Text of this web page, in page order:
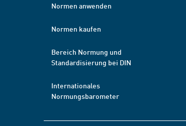
Normen anwenden
Normen kaufen
Bereich Normung und
Standardisierung bei DIN
Internationales
Normungsbarometer